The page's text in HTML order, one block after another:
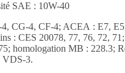
SAE : 10W-40
CG-4, CF-4; ACEA : E7,
: CES 20078, 77, 76, 72,
homologation MB : 228.3;
VDS-3.